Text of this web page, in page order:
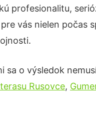
profesionalitu,
vás nielen
sa o výsledok
Rusovce,